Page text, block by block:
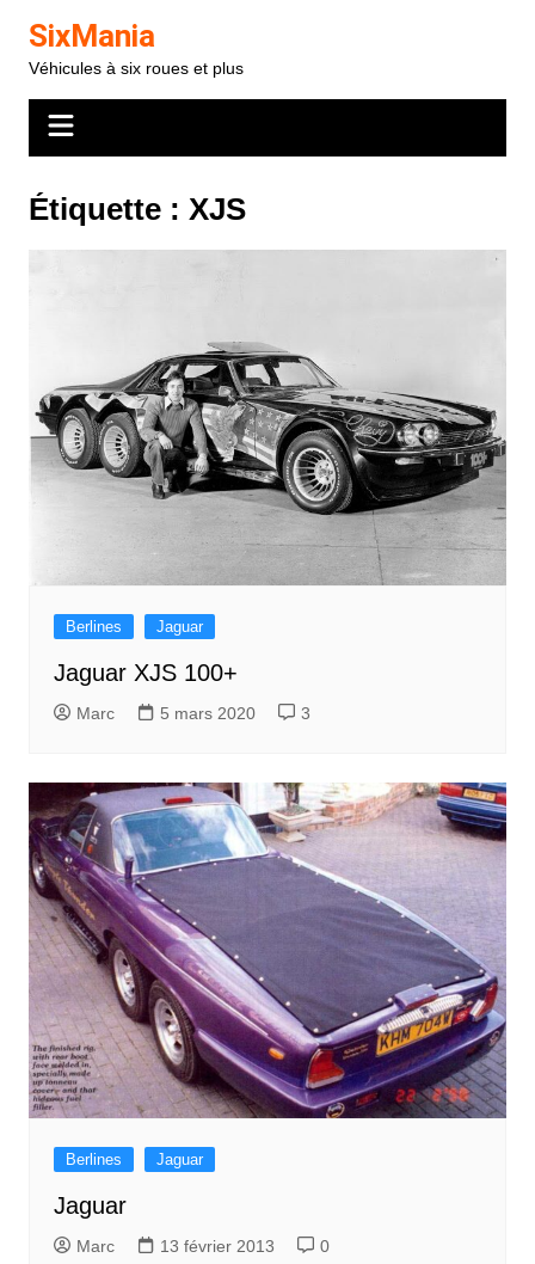
contenu
SixMania
Véhicules à six roues et plus
Étiquette : XJS
Berlines Jaguar
Jaguar XJS 100+
Marc 5 mars 2020 3
Berlines Jaguar
Jaguar
Marc 13 février 2013 0